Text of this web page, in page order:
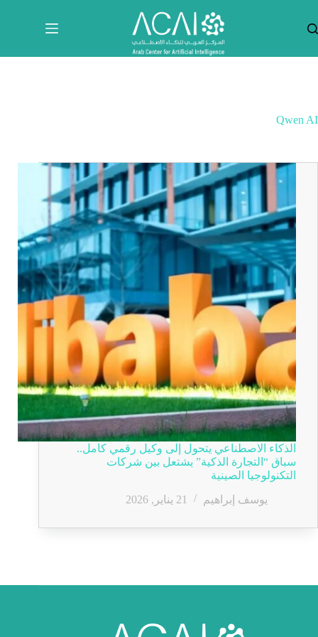
المحتوى
Qwen AI
الذكاء الاصطناعي يتحول إلى وكيل رقمي كامل..
سباق “التجارة الذكية” يشتعل بين شركات
التكنولوجيا الصينية
يوسف إبراهيم
21 يناير, 2026